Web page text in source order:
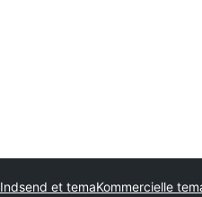
Indsend et temaKommercielle